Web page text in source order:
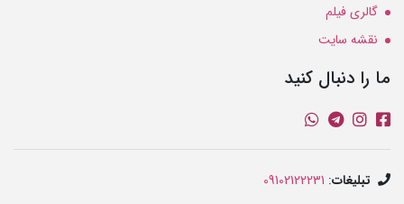
گالری فیلم
نقشه سایت
ما را دنبال کنید
تبلیغات:
09102122231